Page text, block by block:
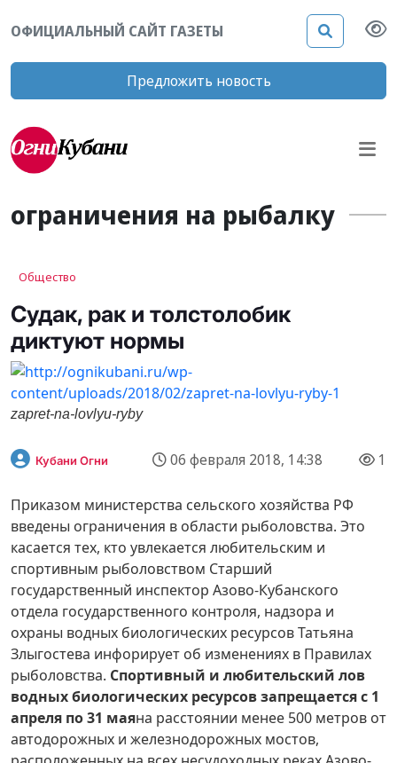
ОФИЦИАЛЬНЫЙ САЙТ ГАЗЕТЫ
Предложить новость
ограничения на рыбалку
Общество
Судак, рак и толстолобик
диктуют нормы
zapret-na-lovlyu-ryby
Кубани Огни 06 февраля 2018, 14:38 1
Приказом министерства сельского хозяйства РФ
введены ограничения в области рыболовства. Это
касается тех, кто увлекается любительским и
спортивным рыболовством Старший
государственный инспектор Азово-Кубанского
отдела государственного контроля, надзора и
охраны водных биологических ресурсов Татьяна
Злыгостева инфорирует об изменениях в Правилах
рыболовства. Спортивный и любительский лов
водных биологических ресурсов запрещается с 1
апреля по 31 маяна расстоянии менее 500 метров от
автодорожных и железнодорожных мостов,